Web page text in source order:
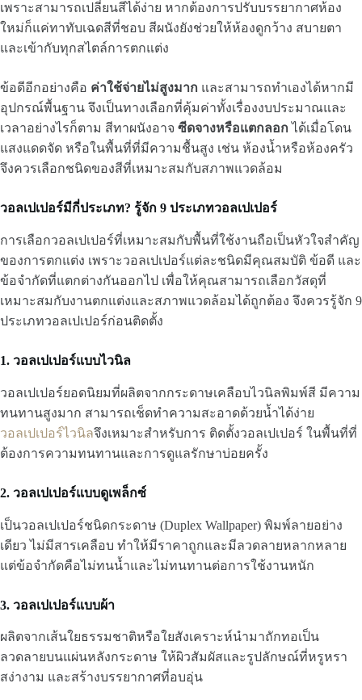
เพราะสามารถเปลี่ยนสีได้ง่าย หากต้องการปรับบรรยากาศห้อง
ใหม่ก็แค่ทาทับเฉดสีที่ชอบ สีผนังยังช่วยให้ห้องดูกว้าง สบายตา
และเข้ากับทุกสไตล์การตกแต่ง
ข้อดีอีกอย่างคือ ค่าใช้จ่ายไม่สูงมาก และสามารถทำเองได้หากมี
อุปกรณ์พื้นฐาน จึงเป็นทางเลือกที่คุ้มค่าทั้งเรื่องงบประมาณและ
เวลาอย่างไรก็ตาม สีทาผนังอาจ ซีดจางหรือแตกลอก ได้เมื่อโดน
แสงแดดจัด หรือในพื้นที่ที่มีความชื้นสูง เช่น ห้องน้ำหรือห้องครัว
จึงควรเลือกชนิดของสีที่เหมาะสมกับสภาพแวดล้อม
วอลเปเปอร์มีกี่ประเภท? รู้จัก 9 ประเภทวอลเปเปอร์
การเลือกวอลเปเปอร์ที่เหมาะสมกับพื้นที่ใช้งานถือเป็นหัวใจสำคัญ
ของการตกแต่ง เพราะวอลเปเปอร์แต่ละชนิดมีคุณสมบัติ ข้อดี และ
ข้อจำกัดที่แตกต่างกันออกไป เพื่อให้คุณสามารถเลือกวัสดุที่
เหมาะสมกับงานตกแต่งและสภาพแวดล้อมได้ถูกต้อง จึงควรรู้จัก 9
ประเภทวอลเปเปอร์ก่อนติดตั้ง
1. วอลเปเปอร์แบบไวนิล
วอลเปเปอร์ยอดนิยมที่ผลิตจากกระดาษเคลือบไวนิลพิมพ์สี มีความ
ทนทานสูงมาก สามารถเช็ดทำความสะอาดด้วยน้ำได้ง่าย
วอลเปเปอร์ไวนิลจึงเหมาะสำหรับการ ติดตั้งวอลเปเปอร์ ในพื้นที่ที่
ต้องการความทนทานและการดูแลรักษาบ่อยครั้ง
2. วอลเปเปอร์แบบดูเพล็กซ์
เป็นวอลเปเปอร์ชนิดกระดาษ (Duplex Wallpaper) พิมพ์ลายอย่าง
เดียว ไม่มีสารเคลือบ ทำให้มีราคาถูกและมีลวดลายหลากหลาย
แต่ข้อจำกัดคือไม่ทนน้ำและไม่ทนทานต่อการใช้งานหนัก
3. วอลเปเปอร์แบบผ้า
ผลิตจากเส้นใยธรรมชาติหรือใยสังเคราะห์นำมาถักทอเป็น
ลวดลายบนแผ่นหลังกระดาษ ให้ผิวสัมผัสและรูปลักษณ์ที่หรูหรา
สง่างาม และสร้างบรรยากาศที่อบอุ่น